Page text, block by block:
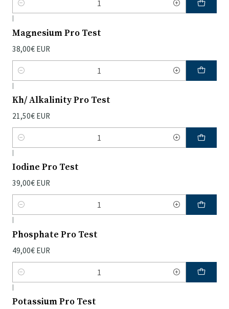
Quantidade
|
Magnesium Pro Test
38,00€ EUR
Quantidade
|
Kh/ Alkalinity Pro Test
21,50€ EUR
Quantidade
|
Iodine Pro Test
39,00€ EUR
Quantidade
|
Phosphate Pro Test
49,00€ EUR
Quantidade
|
Potassium Pro Test